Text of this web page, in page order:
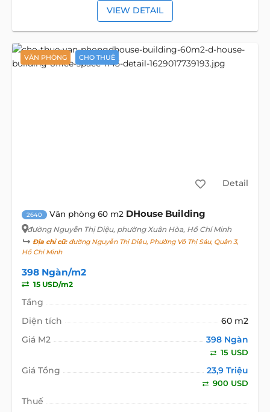
VIEW DETAIL
VĂN PHÒNG CHO THUÊ
Detail
2640 Văn phòng 60 m2 DHouse Building
đường Nguyễn Thị Diệu, phường Xuân Hòa, Hồ Chí Minh
Địa chỉ cũ:đường Nguyễn Thị Diệu, Phường Võ Thị Sáu, Quận 3,
Hồ Chí Minh
398 Ngàn/m2
15 USD/m2
Tầng
Diện tích
60 m2
Giá M2
398 Ngàn
15 USD
Giá Tổng 23,9 Triệu
900 USD
Thuế